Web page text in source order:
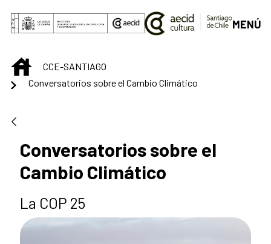
Saltar al contenido principal
MENÚ
INICIOCCE-SANTIAGO
Conversatorios sobre el Cambio Climático
Conversatorios sobre el
Cambio Climático
La COP 25